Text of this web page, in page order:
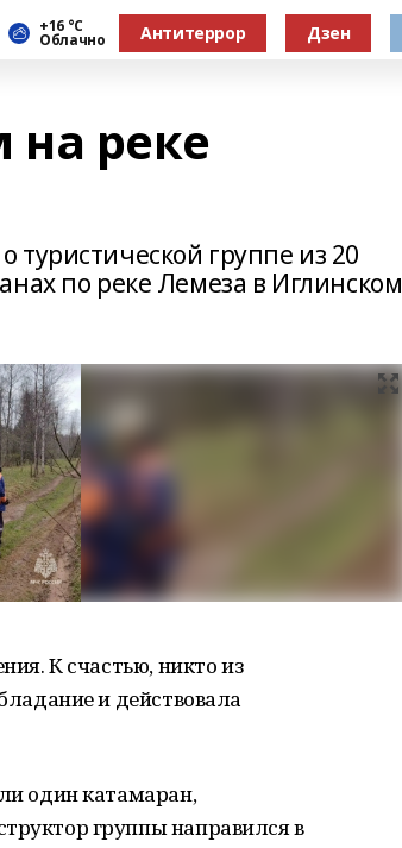
+16 °С
Облачно Антитеррор Дзен
реке
группе из 20
по реке Лемеза в Иглинском
К счастью, никто из
и действовала
один катамаран,
группы направился в